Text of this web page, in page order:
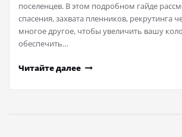
поселенцев. В этом подробном гайде
спасения, захвата пленников, рекрутинга
многое другое, чтобы увеличить вашу
обеспечить…
Читайте далее